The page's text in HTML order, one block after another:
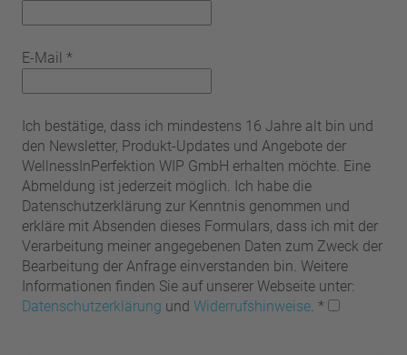
E-Mail *
Ich bestätige, dass ich mindestens 16 Jahre alt bin und
den Newsletter, Produkt-Updates und Angebote der
WellnessInPerfektion WIP GmbH erhalten möchte. Eine
Abmeldung ist jederzeit möglich. Ich habe die
Datenschutzerklärung zur Kenntnis genommen und
erkläre mit Absenden dieses Formulars, dass ich mit der
Verarbeitung meiner angegebenen Daten zum Zweck der
Bearbeitung der Anfrage einverstanden bin. Weitere
Informationen finden Sie auf unserer Webseite unter:
Datenschutzerklärung und Widerrufshinweise. *